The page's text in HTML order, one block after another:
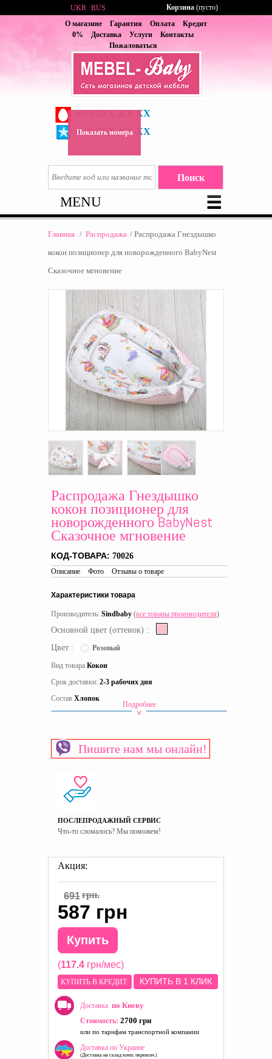
О магазине Гарантия Оплата
Кредит
0%
Доставка Услуги
Контакты
Пожаловаться
2XX-XX-XX
(067) 6XX-XX-XX
Показать номера
UKR RUS Корзина (пусто)
MENU
Главная / Распродажа / Распродажа Гнездышко
кокон позиционер для новорожденного BabyNest
Сказочное мгновение
Распродажа Гнездышко
кокон позиционер для
новорожденного BabyNest
Сказочное мгновение
КОД-ТОВАРА: 70026
Описание Фото Отзывы о товаре
Характеристики товара
Производитель: Sindbaby (все товары производителя)
Основной цвет (оттенок) :
Цвет :
Розовый
Вид товара Кокон
Срок доставки: 2-3 рабочих дня
Состав Хлопок
Пол Для девочек
Подробнее
Пишите нам мы онлайн!
ПОСЛЕПРОДАЖНЫЙ СЕРВИС
Что-то сломалось? Мы поможем!
Акция:
691грн.
587 грн
Купить
(117.4 грн/мес)
КУПИТЬ В КРЕДИТ КУПИТЬ В 1 КЛИК
Доставка по Киеву
Стоимость: 2700 грн
или по тарифам транспортной компании
Доставка по Украине
(Доставка на склад комп. перевозч.)